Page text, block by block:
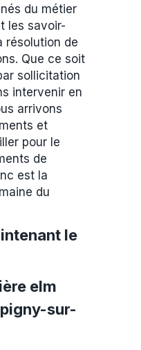
du métier
les savoir-
résolution de
Que ce soit
sollicitation
intervenir en
arrivons
et
pour le
de
est la
du
le
elm
sur-